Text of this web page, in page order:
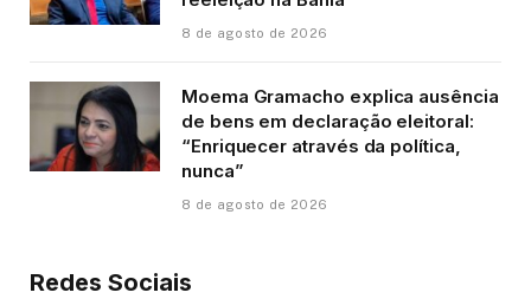
8 de agosto de 2026
Moema Gramacho explica ausência
de bens em declaração eleitoral:
“Enriquecer através da política,
nunca”
8 de agosto de 2026
Redes Sociais